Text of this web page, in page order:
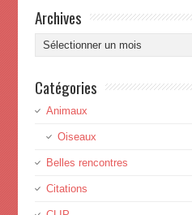
Archives
Archives
Catégories
Animaux
Oiseaux
Belles rencontres
Citations